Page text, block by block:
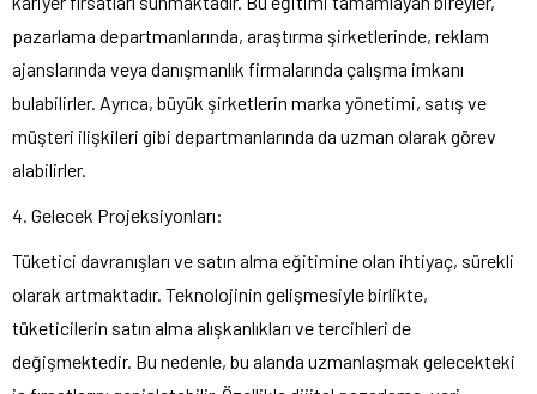
pazarlama departmanlarında, araştırma şirketlerinde, reklam
ajanslarında veya danışmanlık firmalarında çalışma imkanı
bulabilirler. Ayrıca, büyük şirketlerin marka yönetimi, satış ve
müşteri ilişkileri gibi departmanlarında da uzman olarak görev
alabilirler.
4. Gelecek Projeksiyonları:
Tüketici davranışları ve satın alma eğitimine olan ihtiyaç, sürekli
olarak artmaktadır. Teknolojinin gelişmesiyle birlikte,
tüketicilerin satın alma alışkanlıkları ve tercihleri de
değişmektedir. Bu nedenle, bu alanda uzmanlaşmak gelecekteki